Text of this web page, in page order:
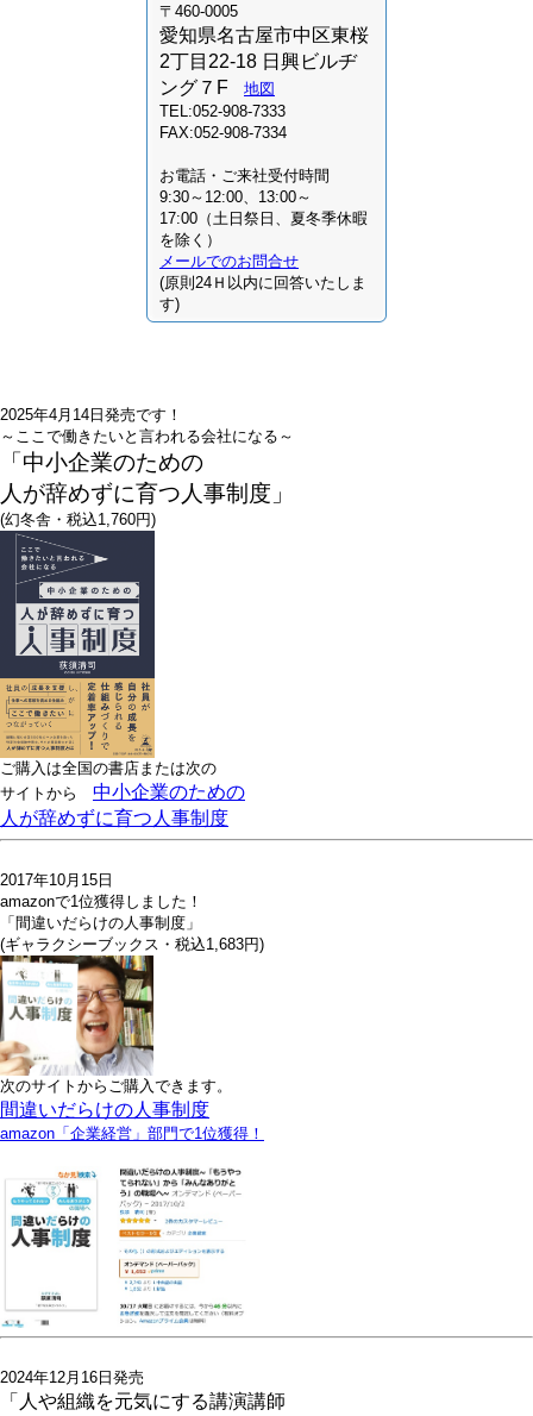
〒460-0005
愛知県名古屋市中区東桜
2丁目22-18 日興ビルヂ
ング７F
地図
TEL:052-908-7333
FAX:052-908-7334
お電話・ご来社受付時間
9:30～12:00、13:00～
17:00（土日祭日、夏冬季休暇
を除く）
メールでのお問合せ
(原則24Ｈ以内に回答いたしま
す)
2025年4月14日発売です！
～ここで働きたいと言われる会社になる～
「中小企業のための
人が辞めずに育つ人事制度」
(幻冬舎・税込1,760円)
ご購入は全国の書店または次の
サイトから 中小企業のための
人が辞めずに育つ人事制度
2017年10月15日
amazonで1位獲得しました！
「間違いだらけの人事制度」
(ギャラクシーブックス・税込1,683円)
次のサイトからご購入できます。
間違いだらけの人事制度
amazon「企業経営」部門で1位獲得！
2024年12月16日発売
「人や組織を元気にする講演講師